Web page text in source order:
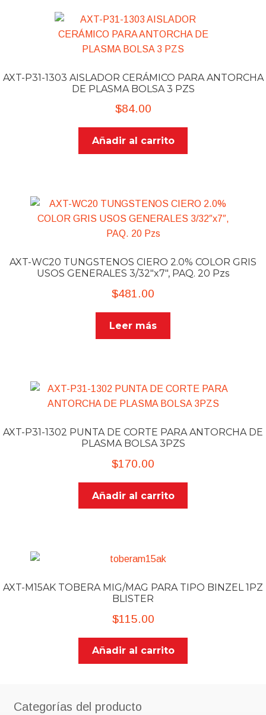
AXT-P31-1303 AISLADOR CERÁMICO PARA ANTORCHA
DE PLASMA BOLSA 3 PZS
$84.00
Añadir al carrito
AXT-WC20 TUNGSTENOS CIERO 2.0% COLOR GRIS
USOS GENERALES 3/32″x7″, PAQ. 20 Pzs
$481.00
Leer más
AXT-P31-1302 PUNTA DE CORTE PARA ANTORCHA DE
PLASMA BOLSA 3PZS
$170.00
Añadir al carrito
AXT-M15AK TOBERA MIG/MAG PARA TIPO BINZEL 1PZ
BLISTER
$115.00
Añadir al carrito
Categorías del producto